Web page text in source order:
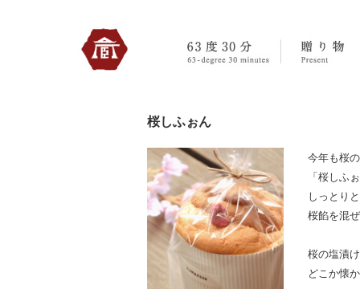
桜しふぉん
今年も桜
「桜しふ
しっとり
桜餡を混
桜の塩漬
どこか懐